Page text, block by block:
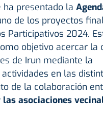
ha presentado la
de los proyectos
Participativos 2024.
objetivo acercar la
de Irun mediante la
en las
de la colaboración
asociaciones